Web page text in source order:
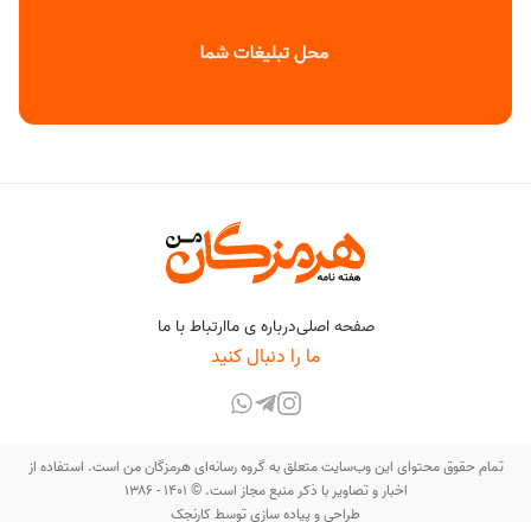
صفحه اصلیدرباره ی ماارتباط با ما
ما را دنبال کنید
تمام حقوق محتوای این وب‌سایت متعلق به گروه رسانه‌ای هرمزگان من است. استفاده از
اخبار و تصاویر با ذکر منبع مجاز است. © ۱۴۰۱ - ۱۳۸۶
طراحی و پیاده سازی توسطکارنجک